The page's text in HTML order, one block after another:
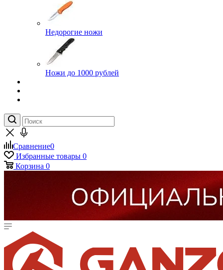
Недорогие ножи
Ножи до 1000 рублей
Сравнение0
Избранные товары 0
Корзина 0